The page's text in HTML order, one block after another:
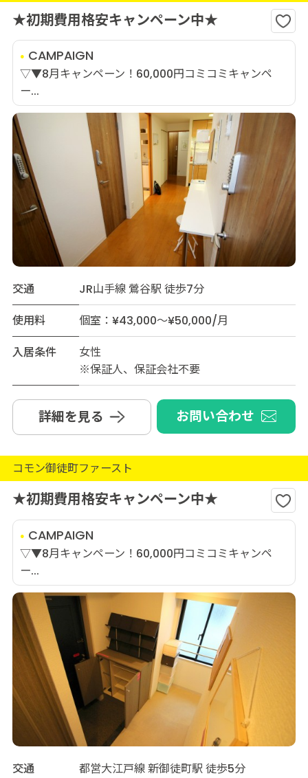
★初期費用格安キャンペーン中★
CAMPAIGN
▽▼8月キャンペーン！60,000円コミコミキャンペ
ー...
交通
JR山手線 鶯谷駅 徒歩7分
使用料
個室：¥43,000～¥50,000/月
入居条件
女性
※保証人、保証会社不要
詳細を見る お問い合わせ
コモン御徒町ファースト
★初期費用格安キャンペーン中★
CAMPAIGN
▽▼8月キャンペーン！60,000円コミコミキャンペ
ー...
交通
都営大江戸線 新御徒町駅 徒歩5分